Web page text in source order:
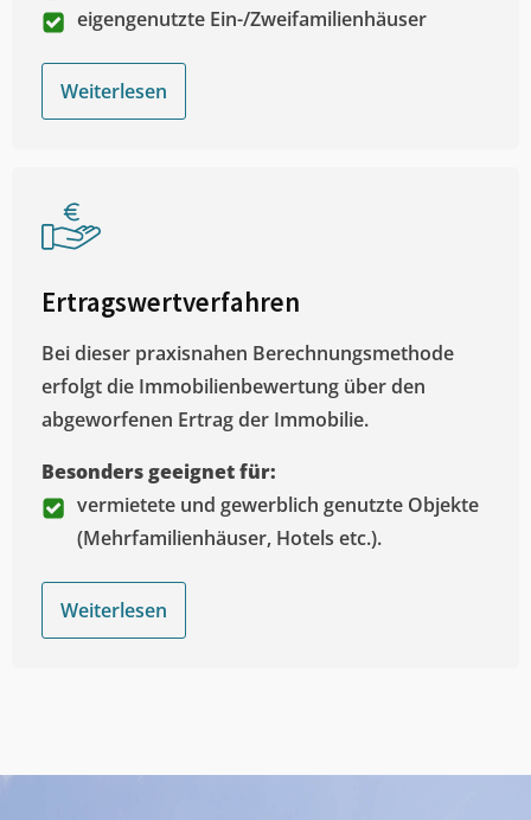
eigengenutzte Ein-/Zweifamilienhäuser
Weiterlesen
Ertragswertverfahren
Bei dieser praxisnahen Berechnungsmethode
erfolgt die Immobilienbewertung über den
abgeworfenen Ertrag der Immobilie.
Besonders geeignet für:
vermietete und gewerblich genutzte Objekte
(Mehrfamilienhäuser, Hotels etc.).
Weiterlesen